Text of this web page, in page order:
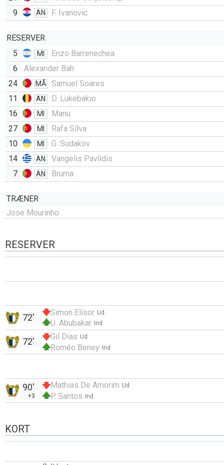
9
AN F. Ivanovic
RESERVER
5
MI
Enzo Barrenechea
6
Alexander Bah
24
MÅ
Samuel Soares
11
AN
D. Lukebakio
16
MI
Manu
27
MI
Rafa Silva
10
MI
G. Sudakov
14
AN
Vangelis Pavlidis
7
AN Bruma
TRÆNER
Jose Mourinho
RESERVER
Ud
Simon Elisor
Ind
U. Abubakar
72'
Ud
Gil Dias
Ind
Roméo Beney
72'
Ud
Mathias De Amorim
Ind
P. Santos
90'
+3
KORT